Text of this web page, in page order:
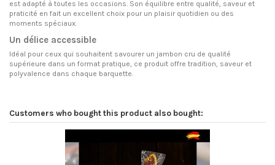
est adapté à toutes les occasions. Son équilibre entre qualité, saveur et
praticité en fait un excellent choix pour un plaisir quotidien ou des
moments spéciaux.
Un délice accessible
Idéal pour ceux qui souhaitent savourer un jambon cru de qualité
supérieure dans un format pratique, ce produit offre tradition, saveur et
polyvalence dans chaque barquette.
Customers who bought this product also bought: